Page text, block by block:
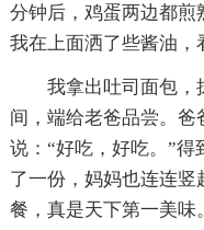
分钟后，鸡蛋两边都煎
我在上面洒了些酱油，
我拿出吐司面包，
间，端给老爸品尝。
说：“好吃，好吃。”
了一份，妈妈也连连
餐，真是天下第一美味